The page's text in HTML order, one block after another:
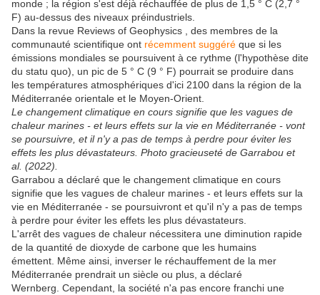
monde ; la région s'est déjà réchauffée de plus de 1,5 ° C (2,7 °
F) au-dessus des niveaux préindustriels.
Dans la revue Reviews of Geophysics , des membres de la
communauté scientifique ont récemment suggéré que si les
émissions mondiales se poursuivent à ce rythme (l'hypothèse dite
du statu quo), un pic de 5 ° C (9 ° F) pourrait se produire dans
les températures atmosphériques d'ici 2100 dans la région de la
Méditerranée orientale et le Moyen-Orient.
Le changement climatique en cours signifie que les vagues de
chaleur marines - et leurs effets sur la vie en Méditerranée - vont
se poursuivre, et il n'y a pas de temps à perdre pour éviter les
effets les plus dévastateurs. Photo gracieuseté de Garrabou et
al. (2022).
Garrabou a déclaré que le changement climatique en cours
signifie que les vagues de chaleur marines - et leurs effets sur la
vie en Méditerranée - se poursuivront et qu'il n'y a pas de temps
à perdre pour éviter les effets les plus dévastateurs.
L'arrêt des vagues de chaleur nécessitera une diminution rapide
de la quantité de dioxyde de carbone que les humains
émettent. Même ainsi, inverser le réchauffement de la mer
Méditerranée prendrait un siècle ou plus, a déclaré
Wernberg. Cependant, la société n'a pas encore franchi une